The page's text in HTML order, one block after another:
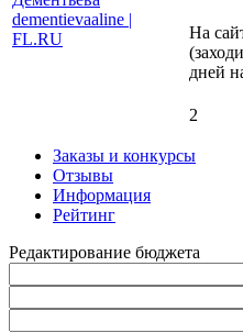
На
дней
2
Заказы и конкурсы
Отзывы
Информация
Рейтинг
Редактирование бюджета